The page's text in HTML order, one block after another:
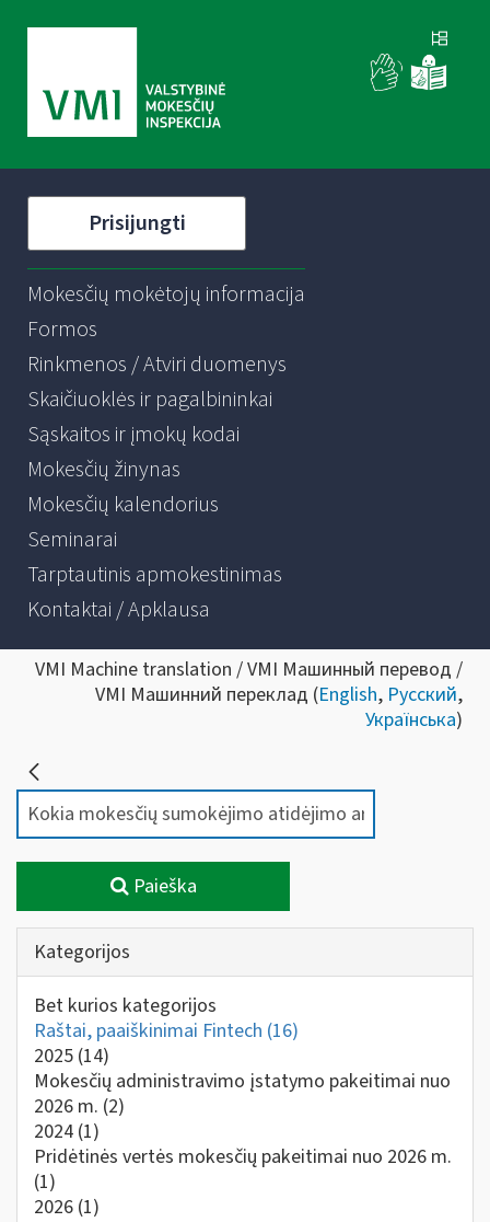
Prisijungti
Mokesčių mokėtojų informacija
Formos
Rinkmenos / Atviri duomenys
Skaičiuoklės ir pagalbininkai
Sąskaitos ir įmokų kodai
Mokesčių žinynas
Mokesčių kalendorius
Seminarai
Tarptautinis apmokestinimas
Kontaktai / Apklausa
VMI Machine translation / VMI Машинный перевод /
VMI Машинний переклад (English, Русский,
Українська)
Paieška
Kategorijos
Bet kurios kategorijos
Raštai, paaiškinimai Fintech (16)
2025 (14)
Mokesčių administravimo įstatymo pakeitimai nuo
2026 m. (2)
2024 (1)
Pridėtinės vertės mokesčių pakeitimai nuo 2026 m.
(1)
2026 (1)